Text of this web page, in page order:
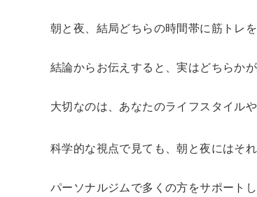
朝と夜、結局どちらの時間帯に筋トレ
結論からお伝えすると、実はどちらか
大切なのは、あなたのライフスタイル
科学的な視点で見ても、朝と夜にはそ
パーソナルジムで多くの方をサポート